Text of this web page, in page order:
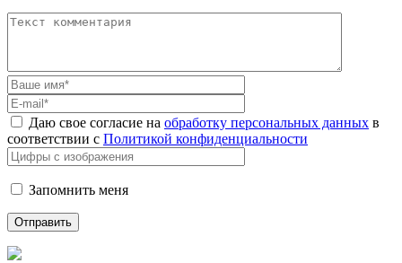
Даю свое согласие на обработку персональных данных в
соответствии с Политикой конфиденциальности
Запомнить меня